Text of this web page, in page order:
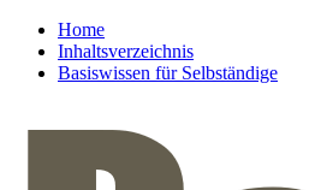
Home
Inhaltsverzeichnis
Basiswissen für Selbständige